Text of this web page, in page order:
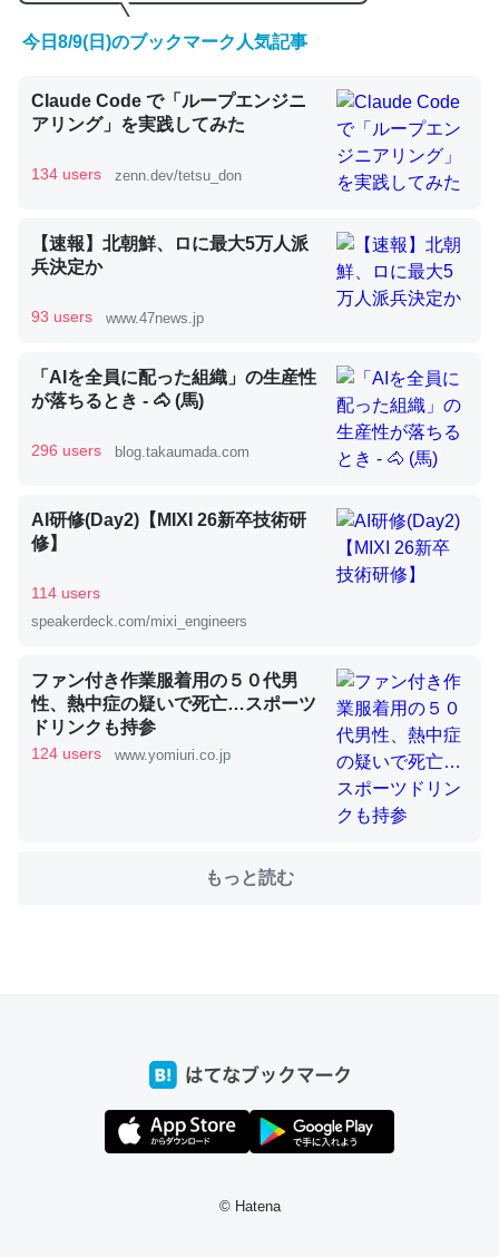
くらい。小説でいう「ずっと前の伏線」は回収されないけ
ど、短期記憶というには多い分量。進化すればするほど分
─GPTの仕組みと限界についての考察（１） - conceptualization
昆虫ってカルシウム少ないのか。知らんかった。調べたら
─ニュース :: 【研究発表】昆虫学の大問題＝「昆虫はなぜ海にいな
いのか」に関する新仮説
論文では「淡水はカルシウムも酸素も不足してて両方に不
利だから両方が拮抗してるのでは」とあって面白い。海に
いる鋏角類（カブトガニ・ウミグモ）はカルシウムを使わ
ずキチンを強化してる筈だが、酵素が違うのか？
いのか」に関する新仮説
これを元に考えるとカルシウムを大量に使う脊椎動物と貝
ジになったり努力してるし。
ウチもEchoを実家に置いて４年。でたまに覗いてる。ぼ
ちぼちRingも置こうかと画策中。あと、Googleマップで
位置情報を共有してる。電池残量や充電中かが分かるので
これ見て生きてるなって分かる。
今日8/9(日)のブックマーク人気記事
Claude Code で「ループエンジニ
アリング」を実践してみた
134 users zenn.dev/tetsu_don
【速報】北朝鮮、ロに最大5万人派
兵決定か
93 users www.47news.jp
「AIを全員に配った組織」の生産性
が落ちるとき - 🐴 (馬)
296 users blog.takaumada.com
AI研修(Day2)【MIXI 26新卒技術研
修】
114 users
speakerdeck.com/mixi_engineers
ファン付き作業服着用の５０代男
性、熱中症の疑いで死亡…スポーツ
ドリンクも持参
124 users www.yomiuri.co.jp
もっと読む
© Hatena